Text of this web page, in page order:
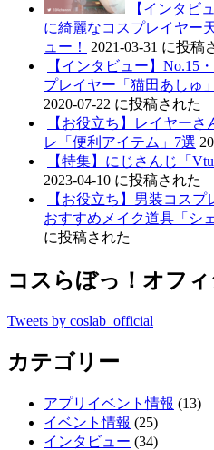
【インタビ
に綺麗なコスプレイヤー
ュー！
2021-03-31 に投稿
【インタビュー】No.15
プレイヤー「猫田あしゅ
2020-07-22 に投稿された
【お役立ち】レイヤー
レ「便利アイテム」7選
【特集】にじさんじ「
2023-04-10 に投稿された
【お役立ち】男装コスプ
おすすめメイク道具「シ
に投稿された
コスらぼっ！オフ
Tweets by coslab_official
カテゴリー
アプリイベント情報 (13)
イベント情報 (25)
インタビュー (34)